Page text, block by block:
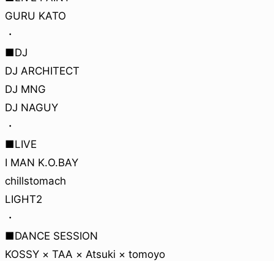
GURU KATO
・
■DJ
DJ ARCHITECT
DJ MNG
DJ NAGUY
・
■LIVE
I MAN K.O.BAY
chillstomach
LIGHT2
・
■DANCE SESSION
KOSSY × TAA × Atsuki × tomoyo